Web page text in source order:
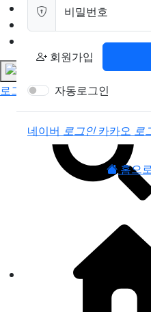
3. 스웨디시구인
로그인
비밀번호
회원가입
자동로그인
소셜계정으로 로
네이버 로그인 카카오 로
홈으